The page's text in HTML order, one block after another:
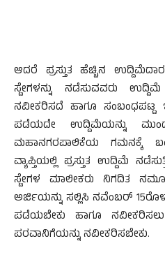
ಆದರೆ ಪ್ರಸ್ತುತ ಹೆಚ್ಚಿನ
ಸ್ಟೇಗಳನ್ನು ನಡೆಸುವವರು
ನವೀಕರಿಸದೆ ಹಾಗೂ ಸಂಬಂಧಪಟ್ಟ
ಪಡೆಯದೇ ಉದ್ದಿಮೆಯನ್ನು
ಮಹಾನಗರಪಾಲಿಕೆಯ ಗಮನಕ್ಕೆ
ವ್ಯಾಪ್ತಿಯಲ್ಲಿ ಪ್ರಸ್ತುತ ಉದ್ದಿಮೆ
ಸ್ಟೇಗಳ ಮಾಲೀಕರು ನಿಗದಿತ
ಅರ್ಜಿಯನ್ನು ಸಲ್ಲಿಸಿ ನವೆಂಬರ್
ಪಡೆಯಬೇಕು ಹಾಗೂ
ಪರವಾನಿಗೆಯನ್ನು ನವೀಕರಿಸಬೇಕು.